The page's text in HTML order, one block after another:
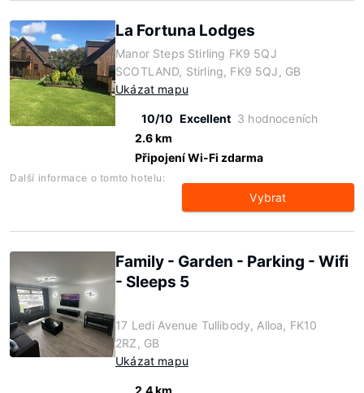
La Fortuna Lodges
Manor Steps Stirling FK9 5QJ
SCOTLAND, Stirling, FK9 5QJ, GB
Ukázat mapu
10/10 Excellent 3 hodnoceních
2.6 km
Připojení Wi-Fi zdarma
Další informace o tomto hotelu:
Vybrat
Family - Garden - Parking - Wifi
- Sleeps 5
17 Ledi Avenue Tullibody, Alloa, FK10
2RZ, GB
Ukázat mapu
2.4 km